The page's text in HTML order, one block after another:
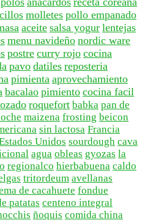
molletes pollo empanado
aceite salsa yogur lentejas
menu navideño nordic ware
postre curry rojo cocina
pavo datiles reposteria
pimienta aprovechamiento
bacalao pimiento cocina facil
roquefort babka pan de
maizena frosting beicon
sin lactosa Francia
Unidos sourdough cava
agua obleas gyozas la
regionalco hierbabuena caldo
tritordeum avellanas
de cacahuete fondue
patatas centeno integral
ñoquis comida china